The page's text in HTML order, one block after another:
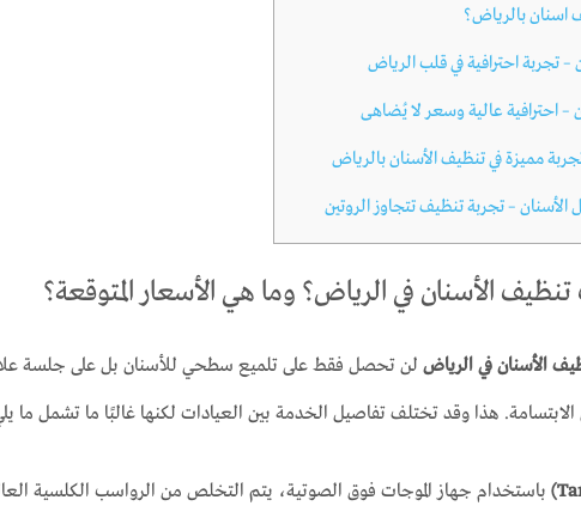
بالرياض؟
– تجربة احترافية في قلب الرياض
– احترافية عالية وسعر لا يُضاهى
مميزة في تنظيف الأسنان بالرياض
– تجربة تنظيف تتجاوز الروتين
الأسنان في الرياض؟ وما هي الأسعار المتوقعة؟
الأسنان في الرياض لن تحصل فقط على تلميع سطحي للأسنان بل على جلسة
هذا وقد تختلف تفاصيل الخدمة بين العيادات لكنها غالبًا ما تشمل ما
باستخدام جهاز الموجات فوق الصوتية، يتم التخلص من الرواسب الكلسية